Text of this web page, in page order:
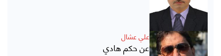
علي عشال
عن حكم هادي